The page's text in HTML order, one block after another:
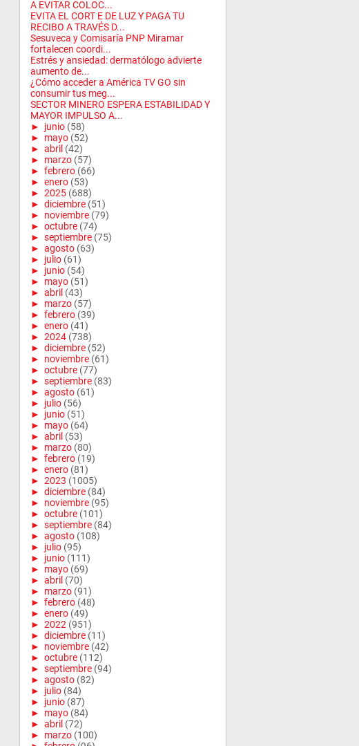
A EVITAR COLOC...
EVITA EL CORT E DE LUZ Y PAGA TU
RECIBO A TRAVÉS D...
Sesuveca y Comisaría PNP Miramar
fortalecen coordi...
Estrés y ansiedad: dermatólogo advierte
aumento de...
¿Cómo acceder a América TV GO sin
consumir tus meg...
SECTOR MINERO ESPERA ESTABILIDAD Y
MAYOR IMPULSO A...
► junio (58)
► mayo (52)
► abril (42)
► marzo (57)
► febrero (66)
► enero (53)
► 2025 (688)
► diciembre (51)
► noviembre (79)
► octubre (74)
► septiembre (75)
► agosto (63)
► julio (61)
► junio (54)
► mayo (51)
► abril (43)
► marzo (57)
► febrero (39)
► enero (41)
► 2024 (738)
► diciembre (52)
► noviembre (61)
► octubre (77)
► septiembre (83)
► agosto (61)
► julio (56)
► junio (51)
► mayo (64)
► abril (53)
► marzo (80)
► febrero (19)
► enero (81)
► 2023 (1005)
► diciembre (84)
► noviembre (95)
► octubre (101)
► septiembre (84)
► agosto (108)
► julio (95)
► junio (111)
► mayo (69)
► abril (70)
► marzo (91)
► febrero (48)
► enero (49)
► 2022 (951)
► diciembre (11)
► noviembre (42)
► octubre (112)
► septiembre (94)
► agosto (82)
► julio (84)
► junio (87)
► mayo (84)
► abril (72)
► marzo (100)